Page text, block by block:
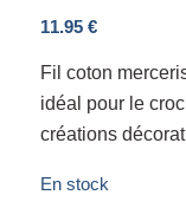
11.95 €
Fil coton
idéal pour le
créations
En stock